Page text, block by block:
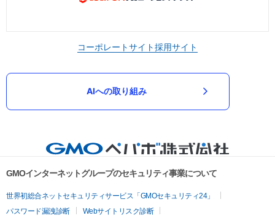
コーポレートサイト採用サイト
AIへの取り組み
GMOインターネットグループのセキュリティ事業について
世界初総合ネットセキュリティサービス「GMOセキュリティ24」
パスワード漏洩診断
Webサイトリスク診断